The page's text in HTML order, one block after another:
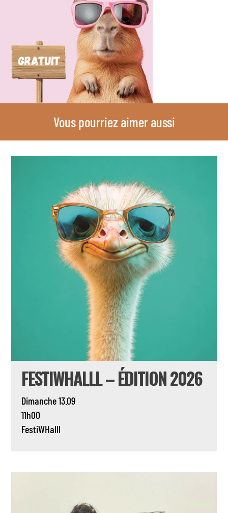
Vous pourriez aimer aussi
FESTIWHALLL – ÉDITION 2026
Dimanche 13.09
11h00
FestiWHalll